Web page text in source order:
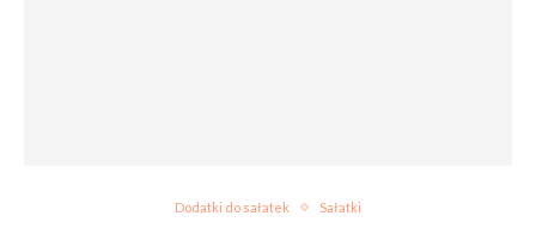
Dodatki do sałatek Sałatki